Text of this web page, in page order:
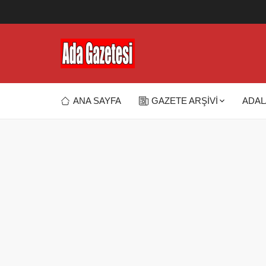
ANA SAYFA GAZETE ARŞİVİ